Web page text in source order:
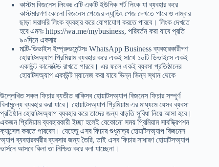
কাস্টম বিজনেস লিংকঃ এটি একটি ইউনিক শর্ট লিংক যা ব্যবহার করে
কাস্টমারগণ কোনো বিজনেস পেজের ল্যান্ডিং পেজ দেখতে পাবে ও নাম্বার
ছাড়া সরাসরি লিংক ব্যবহার করে যোগাযোগ করতে পারবে। লিংক দেখতে
হবে এমনঃ https://wa.me/mybusiness, পরিবর্তন করা যাবে প্রতি
৯০দিনে একবার
মাল্টি-ডিভাইস ইম্প্রুভমেন্টসঃ WhatsApp Business ব্যবহারকারীগণ
হোয়াটসঅ্যাপ প্রিমিয়াম ব্যবহার করে একই সাথে ১০টি ডিভাইসে একই
একাউন্ট কানেক্টেড রাখতে পারবে। এর ফলে একই ব্যবসা প্রতিষ্ঠানের
হোয়াটসঅ্যাপ একাউন্ট ম্যানেজ করা যাবে ভিন্ন ভিন্ন স্থান থেকে
উল্লেখিত সকল ফিচার ব্যতীত বাকিসব হোয়াটসঅ্যাপ বিজনেস ফিচার সম্পূর্ণ
বিনামূল্যে ব্যবহার করা যাবে। হোয়াটসঅ্যাপ প্রিমিয়াম এর মাধ্যমে যেসব ব্যবসা
প্রতিষ্ঠান হোয়াটসঅ্যাপ ব্যবহার করে তাদের জন্য বাড়তি সুবিধা নিয়ে আসা হবে।
একজন প্রিমিয়াম ব্যবহারকারী ইচ্ছা হলেই যেকোনো সময় প্রিমিয়াম সাবস্ক্রিপশন
ক্যান্সেল করতে পারবেন। যেহেতু এসব ফিচার শুধুমাত্র হোয়াটসঅ্যাপ বিজনেস
অ্যাপ ব্যবহারকারীর ব্যবসার জন্য তৈরি, তাই এসব ফিচার সাধারণ হোয়াটসঅ্যাপ
ভার্সনে আসবে কিনা তা নিশ্চিত করে বলা যাচ্ছেনা।